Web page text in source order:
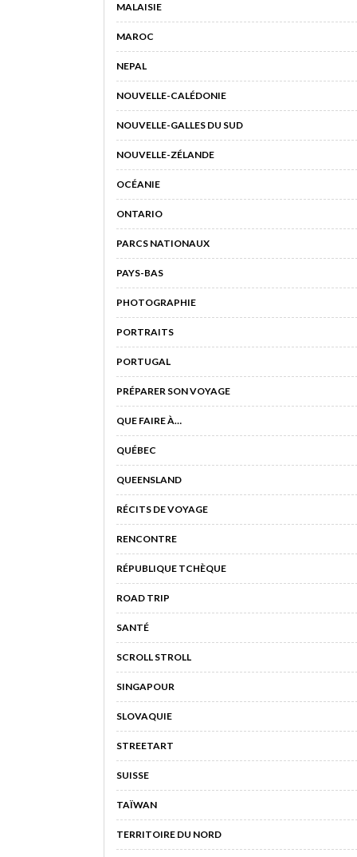
MALAISIE
MAROC
NEPAL
NOUVELLE-CALÉDONIE
NOUVELLE-GALLES DU SUD
NOUVELLE-ZÉLANDE
OCÉANIE
ONTARIO
PARCS NATIONAUX
PAYS-BAS
PHOTOGRAPHIE
PORTRAITS
PORTUGAL
PRÉPARER SON VOYAGE
QUE FAIRE À…
QUÉBEC
QUEENSLAND
RÉCITS DE VOYAGE
RENCONTRE
RÉPUBLIQUE TCHÈQUE
ROAD TRIP
SANTÉ
SCROLL STROLL
SINGAPOUR
SLOVAQUIE
STREETART
SUISSE
TAÏWAN
TERRITOIRE DU NORD